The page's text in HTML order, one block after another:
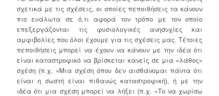
σχετικά με τις σχέσεις, οι οποίες πεποιθήσεις τα κάνουν
πιο ευάλωτα σε ό,τι αφορά τον τρόπο με τον οποίο
επεξεργάζονται τις φυσιολογικές ανησυχίες και
αμφιβολίες που όλοι έχουμε για τις σχέσεις μας. Τέτοιες
πεποιθήσεις μπορεί να έχουν να κάνουν με την ιδέα ότι
είναι καταστροφικό να βρίσκεται κανείς σε μια «λάθος»
σχέση (π.χ. «Μια σχέση όπου δεν αισθάνομαι πάντα ότι
είναι η σωστή είναι πιθανώς καταστροφική), ή με την
ιδέα ότι μια σχέση μπορεί να λήξει (π.χ. «Το να χωρίσω